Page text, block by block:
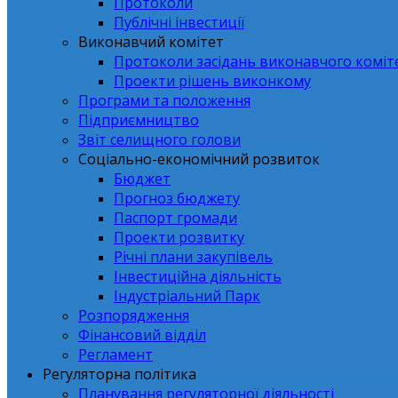
Публічні інвестиції
Виконавчий комітет
Протоколи засідань виконавчого
Проекти рішень виконкому
Програми та положення
Підприємництво
Звіт селищного голови
Соціально-економічний розвиток
Бюджет
Прогноз бюджету
Паспорт громади
Проекти розвитку
Річні плани закупівель
Інвестиційна діяльність
Індустріальний Парк
Розпорядження
Фінансовий відділ
Регламент
Регуляторна політика
Планування регуляторної діяльності